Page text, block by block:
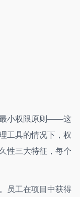
最小权限原则——这
工具的情况下，权
性三大特征，每个
员工在项目中获得